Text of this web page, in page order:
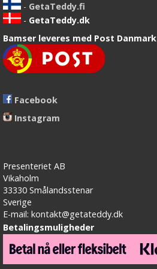
- GetaTeddy.fi
- GetaTeddy.dk
Bamser leveres med Post Danmark
Facebook
Instagram
Presenteriet AB
Vikaholm
33330 Smålandsstenar
Sverige
E-mail: kontakt@getateddy.dk
Betalingsmuligheder